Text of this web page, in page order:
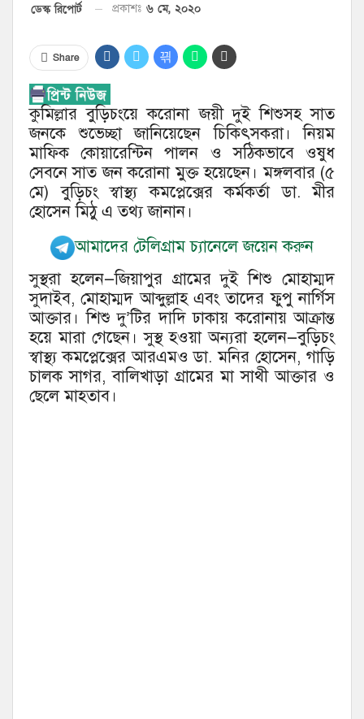
ডেস্ক রিপোর্ট প্রকাশঃ ৬ মে, ২০২০
Share
কুমিল্লার বুড়িচংয়ে করোনা জয়ী দুই শিশুসহ সাত
জনকে শুভেচ্ছা জানিয়েছেন চিকিৎসকরা। নিয়ম
মাফিক কোয়ারেন্টিন পালন ও সঠিকভাবে ওষুধ
সেবনে সাত জন করোনা মুক্ত হয়েছেন। মঙ্গলবার (৫
মে) বুড়িচং স্বাস্থ্য কমপ্লেক্সের কর্মকর্তা ডা. মীর
হোসেন মিঠু এ তথ্য জানান।
আমাদের টেলিগ্রাম চ্যানেলে জয়েন করুন
সুস্থরা হলেন—জিয়াপুর গ্রামের দুই শিশু মোহাম্মদ
সুদাইব, মোহাম্মদ আব্দুল্লাহ এবং তাদের ফুপু নার্গিস
আক্তার। শিশু দু’টির দাদি ঢাকায় করোনায় আক্রান্ত
হয়ে মারা গেছেন। সুস্থ হওয়া অন্যরা হলেন—বুড়িচং
স্বাস্থ্য কমপ্লেক্সের আরএমও ডা. মনির হোসেন, গাড়ি
চালক সাগর, বালিখাড়া গ্রামের মা সাথী আক্তার ও
ছেলে মাহতাব।